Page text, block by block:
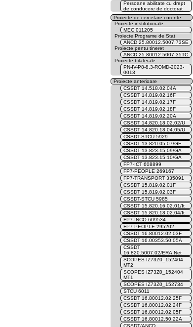
Persoane abilitate cu drept
de conducere de doctorat
Proiecte de cercetare curente
Proiecte instituționale
MEC 011205
Proiecte Programe de Stat
ANCD 25.80012.5007.73SE
Proiecte pentu tineret
ANCD 25.80012.5007.35TC
Proiecte bilaterale
PN-IV-P8-8.3-ROMD-2023-
0013
Proiecte anterioare
CSSDT 14.518.02.04A
CSSDT 14.819.02.16F
CSSDT 14.819.02.17F
CSSDT 14.819.02.18F
CSSDT 14.819.02.20A
CSSDT 14.820.18.02.02/U
CSSDT 14.820.18.04.05/U
CSSDT-STCU 5929
CSSDT 13.820.05.07/GF
CSSDT 13.823.15.09/GA
CSSDT 13.823.15.10/GA
FP7-ICT 608899
FP7-PEOPLE 269167
FP7-TRANSPORT 335091
CSSDT 15.819.02.01F
CSSDT 15.819.02.03F
CSSDT-STCU 5985
CSSDT 15.820.16.02.01/It
CSSDT 15.820.18.02.04/It
FP7-INCO 609534
FP7-PEOPLE 295202
CSSDT 16.80012.02.03F
CSSDT 16.00353.50.05A
CSSDT
16.820.5007.02/ERA.Net
SCOPES IZ73Z0_152404
MT2
SCOPES IZ73Z0_152404
MT1
SCOPES IZ73Z0_152734
STCU 6011
CSSDT 16.80012.02.25F
CSSDT 16.80012.02.24F
CSSDT 16.80012.02.05F
CSSDT 16.80012.50.22A
CSSDT/ANCD